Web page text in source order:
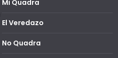
Mi Quadra
El Veredazo
No Quadra